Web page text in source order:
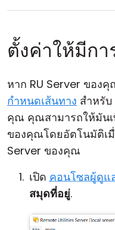
ตั้งค่าให้มีก
หาก RU Server ของ
กำหนดเส้นทาง สำหรับ
คุณ คุณสามารถให้มัน
ของคุณโดยอัตโนมัติเมื่
Server ของคุณ
เปิด คอนโซลผู้ดูแ
สมุดที่อยู่.